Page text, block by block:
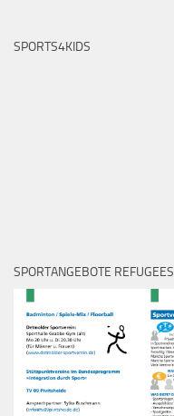
SPORTS4KIDS
SPORTANGEBOTE